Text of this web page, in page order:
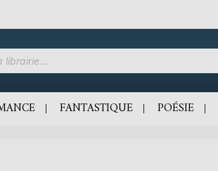
FANTASTIQUE POÉSIE